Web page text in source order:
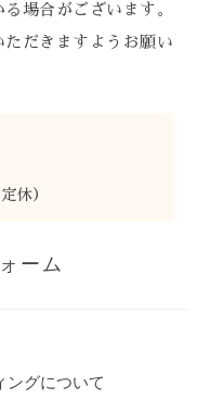
場合がございます。
だきますようお願い
休）
ーム
ングについて